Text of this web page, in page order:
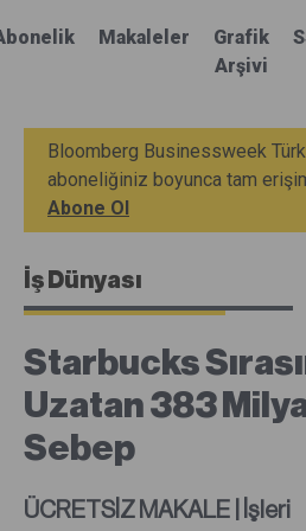
Makaleler
Grafik
Arşivi
Bloomberg Businessweek
aboneliğiniz boyunca tam
Abone Ol
İş Dünyası
Starbucks
Uzatan 383
Sebep
ÜCRETSİZ MAKALE | İşleri